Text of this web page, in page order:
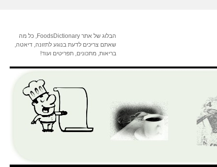
הבלוג של אתר FoodsDictionary, כל מה
שאתם צריכים לדעת בנוגע לתזונה, דיאטה,
בריאות, מתכונים, תפריטים ועוד!